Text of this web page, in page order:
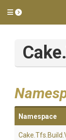
Toggle
Cake
Namespace
Cake .Tfs .Build